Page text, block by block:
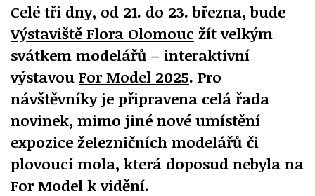
Celé tři dny, od 21. do 23. března, bude
Výstaviště Flora Olomouc žít velkým
svátkem modelářů – interaktivní
výstavou For Model 2025. Pro
návštěvníky je připravena celá řada
novinek, mimo jiné nové umístění
expozice železničních modelářů či
plovoucí mola, která doposud nebyla na
For Model k vidění.